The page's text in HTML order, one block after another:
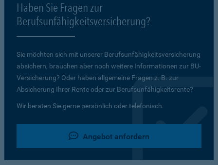
Haben Sie Fragen zur
Berufsunfähigkeitsversicherung?
Sie möchten sich mit unserer Berufsunfähigkeitsversicherung
absichern, brauchen aber noch weitere Informationen zur BU-
Versicherung? Oder haben allgemeine Fragen z. B. zur
Absicherung Ihrer Rente oder zur Berufsunfähigkeitsrente?
Wir beraten Sie gerne persönlich oder telefonisch.
Angebot anfordern